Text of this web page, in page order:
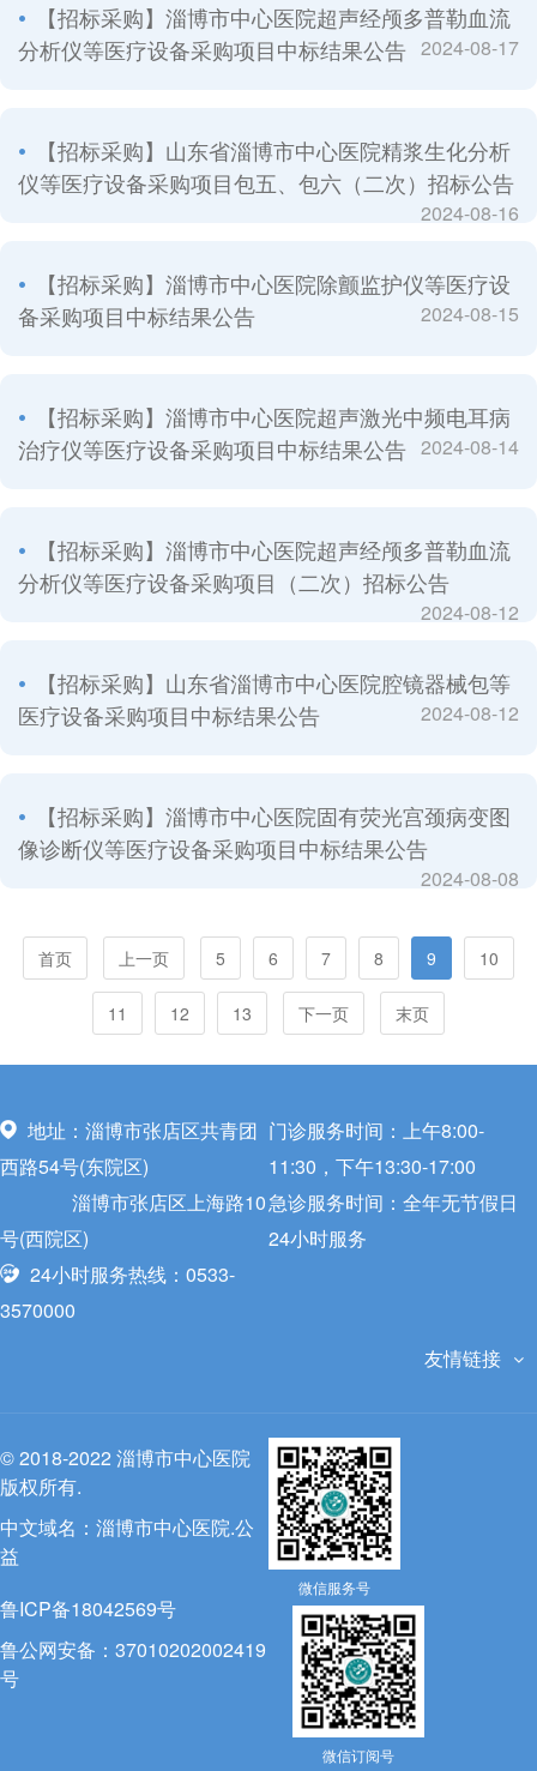
【招标采购】淄博市中心医院超声经颅多普勒血流
分析仪等医疗设备采购项目中标结果公告 2024-08-17
【招标采购】山东省淄博市中心医院精浆生化分析
仪等医疗设备采购项目包五、包六（二次）招标公告
2024-08-16
【招标采购】淄博市中心医院除颤监护仪等医疗设
备采购项目中标结果公告
2024-08-15
【招标采购】淄博市中心医院超声激光中频电耳病
治疗仪等医疗设备采购项目中标结果公告 2024-08-14
【招标采购】淄博市中心医院超声经颅多普勒血流
分析仪等医疗设备采购项目（二次）招标公告
2024-08-12
【招标采购】山东省淄博市中心医院腔镜器械包等
医疗设备采购项目中标结果公告
2024-08-12
【招标采购】淄博市中心医院固有荧光宫颈病变图
像诊断仪等医疗设备采购项目中标结果公告
2024-08-08
首页 上一页 5 6 7 8 9 10
11 12 13 下一页 末页
地址：淄博市张店区共青团
西路54号(东院区)
淄博市张店区上海路10
号(西院区)
24小时服务热线：0533-
3570000
门诊服务时间：上午8:00-
11:30，下午13:30-17:00
急诊服务时间：全年无节假日
24小时服务
友情链接
© 2018-2022 淄博市中心医院
版权所有.
中文域名： 淄博市中心医院.公
益
鲁ICP备18042569号
鲁公网安备：37010202002419
号
微信服务号
微信订阅号